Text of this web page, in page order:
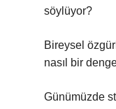
söylüyor?
Bireysel
nasıl bir
Günümüzde